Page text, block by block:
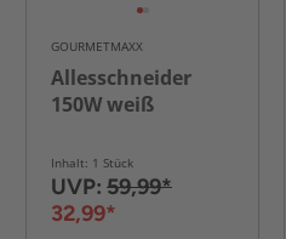
GOURMETMAXX
Allesschneider
150W weiß
Inhalt: 1 Stück
UVP: 59,99*
32,99*